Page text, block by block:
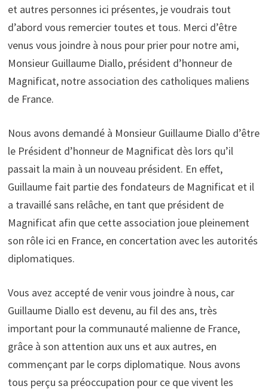
et autres personnes ici présentes, je voudrais tout
d’abord vous remercier toutes et tous. Merci d’être
venus vous joindre à nous pour prier pour notre ami,
Monsieur Guillaume Diallo, président d’honneur de
Magnificat, notre association des catholiques maliens
de France.
Nous avons demandé à Monsieur Guillaume Diallo d’être
le Président d’honneur de Magnificat dès lors qu’il
passait la main à un nouveau président. En effet,
Guillaume fait partie des fondateurs de Magnificat et il
a travaillé sans relâche, en tant que président de
Magnificat afin que cette association joue pleinement
son rôle ici en France, en concertation avec les autorités
diplomatiques.
Vous avez accepté de venir vous joindre à nous, car
Guillaume Diallo est devenu, au fil des ans, très
important pour la communauté malienne de France,
grâce à son attention aux uns et aux autres, en
commençant par le corps diplomatique. Nous avons
tous perçu sa préoccupation pour ce que vivent les